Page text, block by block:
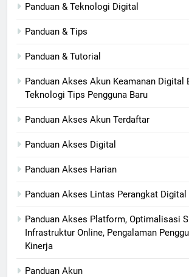
Panduan & Teknologi Digital
Panduan & Tips
Panduan & Tutorial
Panduan Akses Akun Keamanan Digital
Teknologi Tips Pengguna Baru
Panduan Akses Akun Terdaftar
Panduan Akses Digital
Panduan Akses Harian
Panduan Akses Lintas Perangkat Digital
Panduan Akses Platform, Optimalisasi
Infrastruktur Online, Pengalaman
Kinerja
Panduan Akun